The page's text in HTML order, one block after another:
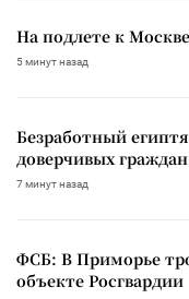
На подлете к
5 минут назад
Безработный
доверчивых граждан
7 минут назад
ФСБ: В Приморье
объекте Росгвардии